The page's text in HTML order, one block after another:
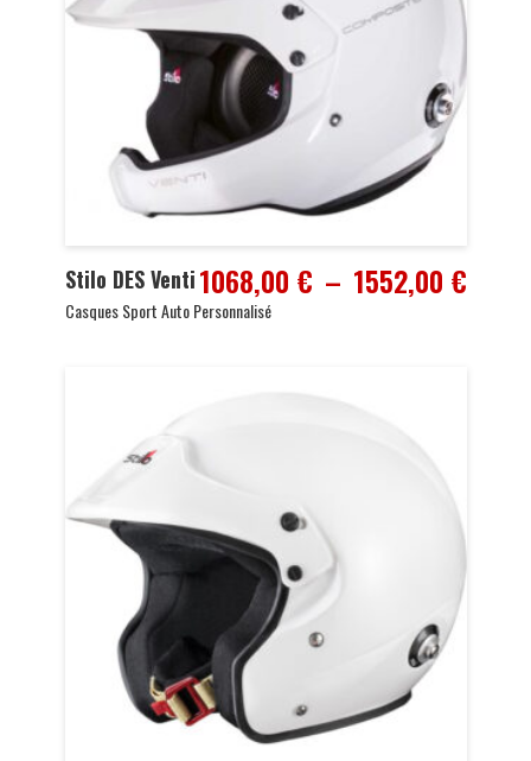
Stilo DES Venti1068,00 € – 1552,00 €Plage
Casques Sport Auto Personnalisé